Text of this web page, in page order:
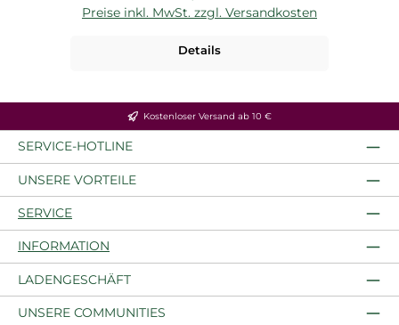
Preise inkl. MwSt. zzgl. Versandkosten
Details
Kostenloser Versand ab 10 €
SERVICE-HOTLINE
UNSERE VORTEILE
SERVICE
INFORMATION
LADENGESCHÄFT
UNSERE COMMUNITIES